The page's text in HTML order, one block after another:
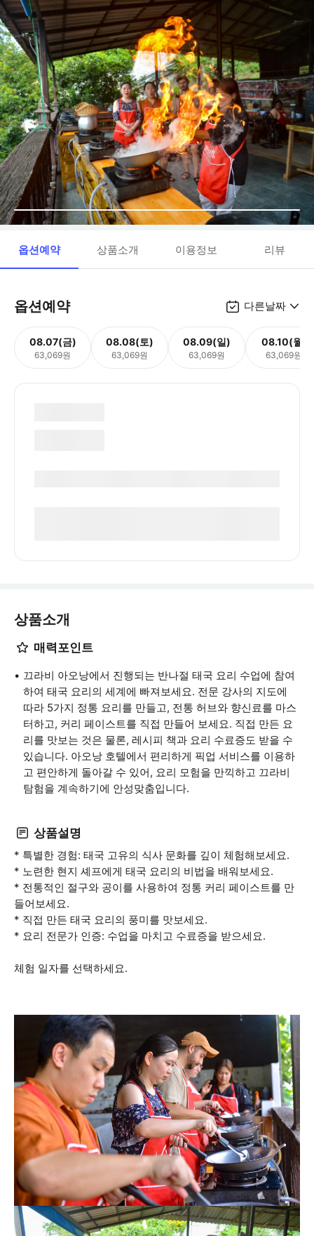
옵션예약 상품소개 이용정보 리뷰
옵션예약 다른날짜
08.07(금)
63,069원
08.08(토)
63,069원
08.09(일)
63,069원
08.10(월)
63,069원
상품소개
매력포인트
끄라비 아오낭에서 진행되는 반나절 태국 요리 수업에 참여
하여 태국 요리의 세계에 빠져보세요. 전문 강사의 지도에
따라 5가지 정통 요리를 만들고, 전통 허브와 향신료를 마스
터하고, 커리 페이스트를 직접 만들어 보세요. 직접 만든 요
리를 맛보는 것은 물론, 레시피 책과 요리 수료증도 받을 수
있습니다. 아오낭 호텔에서 편리하게 픽업 서비스를 이용하
고 편안하게 돌아갈 수 있어, 요리 모험을 만끽하고 끄라비
탐험을 계속하기에 안성맞춤입니다.
상품설명
* 특별한 경험: 태국 고유의 식사 문화를 깊이 체험해보세요.
* 노련한 현지 셰프에게 태국 요리의 비법을 배워보세요.
* 전통적인 절구와 공이를 사용하여 정통 커리 페이스트를 만
들어보세요.
* 직접 만든 태국 요리의 풍미를 맛보세요.
* 요리 전문가 인증: 수업을 마치고 수료증을 받으세요.
체험 일자를 선택하세요.